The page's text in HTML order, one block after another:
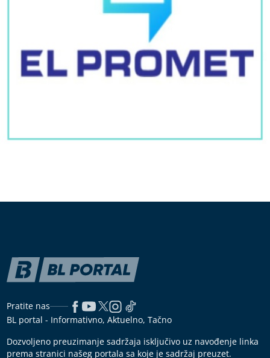
Pratite nas
BL portal - Informativno, Aktuelno, Tačno
Dozvoljeno preuzimanje sadržaja isključivo uz navođenje linka
prema stranici našeg portala sa koje je sadržaj preuzet.